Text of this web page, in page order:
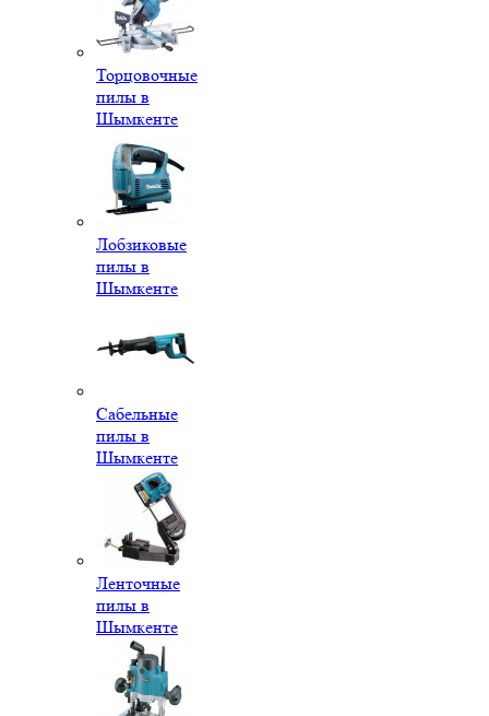
Торцовочные
пилы в
Шымкенте
Лобзиковые
пилы в
Шымкенте
Сабельные
пилы в
Шымкенте
Ленточные
пилы в
Шымкенте